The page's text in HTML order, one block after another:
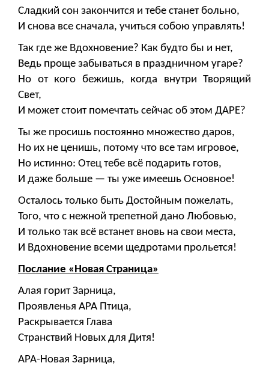
Сладкий сон закончится и тебе станет больно,
И снова все сначала, учиться собою управлять!
Так где же Вдохновение? Как будто бы и нет,
Ведь проще забываться в праздничном угаре?
Но от кого бежишь, когда внутри Творящий
Свет,
И может стоит помечтать сейчас об этом ДАРЕ?
Ты же просишь постоянно множество даров,
Но их не ценишь, потому что все там игровое,
Но истинно: Отец тебе всё подарить готов,
И даже больше — ты уже имеешь Основное!
Осталось только быть Достойным пожелать,
Того, что с нежной трепетной дано Любовью,
И только так всё встанет вновь на свои места,
И Вдохновение всеми щедротами прольется!
Послание «Новая Страница»
Алая горит Зарница,
Проявленья АРА Птица,
Раскрывается Глава
Странствий Новых для Дитя!
АРА-Новая Зарница,